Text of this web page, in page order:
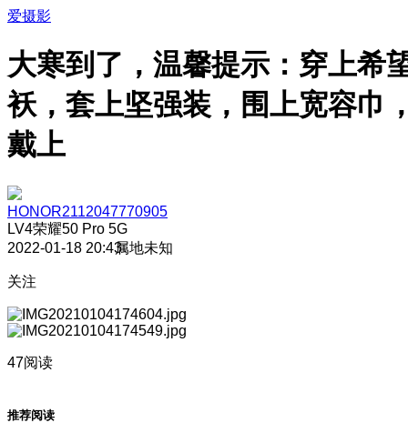
爱摄影
大寒到了，温馨提示：穿上希
袄，套上坚强装，围上宽容巾
戴上
HONOR2112047770905
LV4荣耀50 Pro 5G
2022-01-18 20:43属地未知
关注
47阅读
推荐阅读